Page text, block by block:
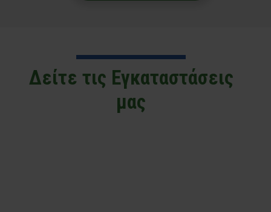
Δείτε τις Εγκαταστάσεις
μας